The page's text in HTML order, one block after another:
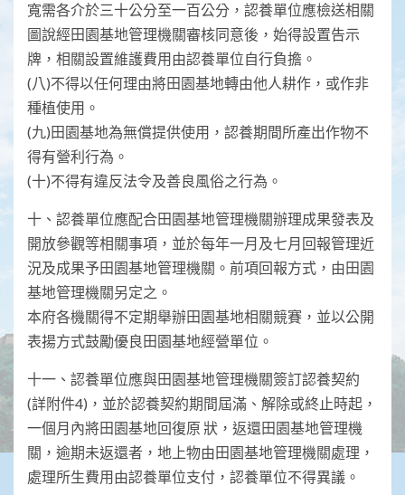
寬需各介於三十公分至一百公分，認養單位應檢送相關
圖說經田園基地管理機關審核同意後，始得設置告示
牌，相關設置維護費用由認養單位自行負擔。
(八)不得以任何理由將田園基地轉由他人耕作，或作非
種植使用。
(九)田園基地為無償提供使用，認養期間所產出作物不
得有營利行為。
(十)不得有違反法令及善良風俗之行為。
十、認養單位應配合田園基地管理機關辦理成果發表及
開放參觀等相關事項，並於每年一月及七月回報管理近
況及成果予田園基地管理機關。前項回報方式，由田園
基地管理機關另定之。
本府各機關得不定期舉辦田園基地相關競賽，並以公開
表揚方式鼓勵優良田園基地經營單位。
十一、認養單位應與田園基地管理機關簽訂認養契約
(詳附件4)，並於認養契約期間屆滿、解除或終止時起，
一個月內將田園基地回復原 狀，返還田園基地管理機
關，逾期未返還者，地上物由田園基地管理機關處理，
處理所生費用由認養單位支付，認養單位不得異議。